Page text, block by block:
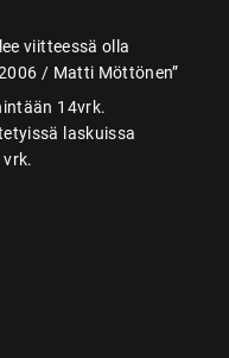
viitteessä olla
/ Matti Möttönen”
14vrk.
laskuissa